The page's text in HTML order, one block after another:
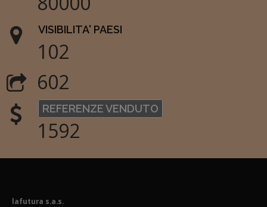
VISIBILITA' PAESI
102
602
REFERENZE VENDUTO
1592
lafutura s.a.s.